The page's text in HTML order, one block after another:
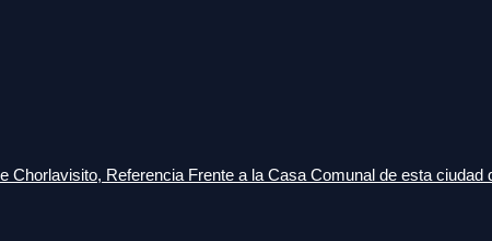
Referencia Frente a la Casa Comunal de esta ciudad